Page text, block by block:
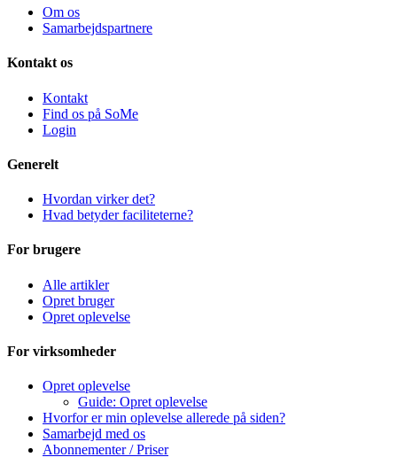
Om os
Samarbejdspartnere
Kontakt os
Kontakt
Find os på SoMe
Login
Generelt
Hvordan virker det?
Hvad betyder faciliteterne?
For brugere
Alle artikler
Opret bruger
Opret oplevelse
For virksomheder
Opret oplevelse
Guide: Opret oplevelse
Hvorfor er min oplevelse allerede på siden?
Samarbejd med os
Abonnementer / Priser